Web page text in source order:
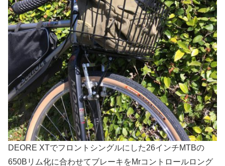
DEORE XTでフロントシングルにした26インチMTBの
650Bリム化に合わせてブレーキをMrコントロールロング